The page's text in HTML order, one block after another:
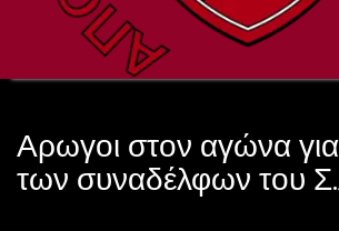
Αρωγοι στον αγώνα
των συναδέλφων του